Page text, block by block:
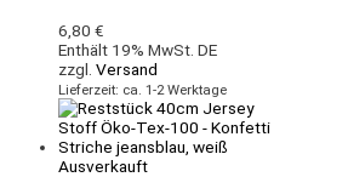
6,80 €
Enthält 19% MwSt. DE
zzgl. Versand
Lieferzeit: ca. 1-2 Werktage
Ausverkauft